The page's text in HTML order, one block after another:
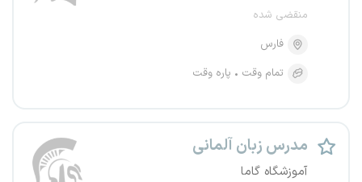
منقضی شده
فارس
تمام وقت
پاره وقت
مدرس زبان آلمانی
آموزشگاه گاما